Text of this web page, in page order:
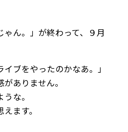
ゃん。」が終わって、９月
イブをやったのかなあ。」
ありません。
な。
ます。